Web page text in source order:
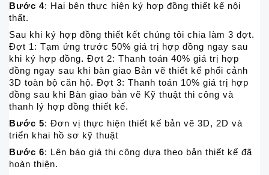
Bước 4: Hai bên thực hiện ký hợp đồng thiết kế nội
thất.
Sau khi ký hợp đồng thiết kết chúng tôi chia làm 3 đợt.
Đợt 1: Tạm ứng trước 50% giá trị hợp đồng ngay sau
khi ký hợp đồng. Đợt 2: Thanh toán 40% giá trị hợp
đồng ngay sau khi bàn giao Bản vẽ thiết kế phối cảnh
3D toàn bộ căn hộ. Đợt 3: Thanh toán 10% giá trị hợp
đồng sau khi Bàn giao bản vẽ Kỹ thuật thi công và
thanh lý hợp đồng thiết kế.
Bước 5: Đơn vị thực hiện thiết kế bản vẽ 3D, 2D và
triển khai hồ sơ kỹ thuật
Bước 6: Lên báo giá thi công dựa theo bản thiết kế đã
hoàn thiện.